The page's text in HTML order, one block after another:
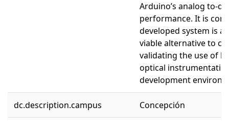
Arduino’s analog to-
performance. It is
developed system is
viable alternative to
validating the use of
optical
development
dc.description.campus Concepción